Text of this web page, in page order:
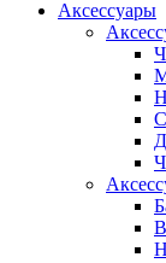
Аксессуары